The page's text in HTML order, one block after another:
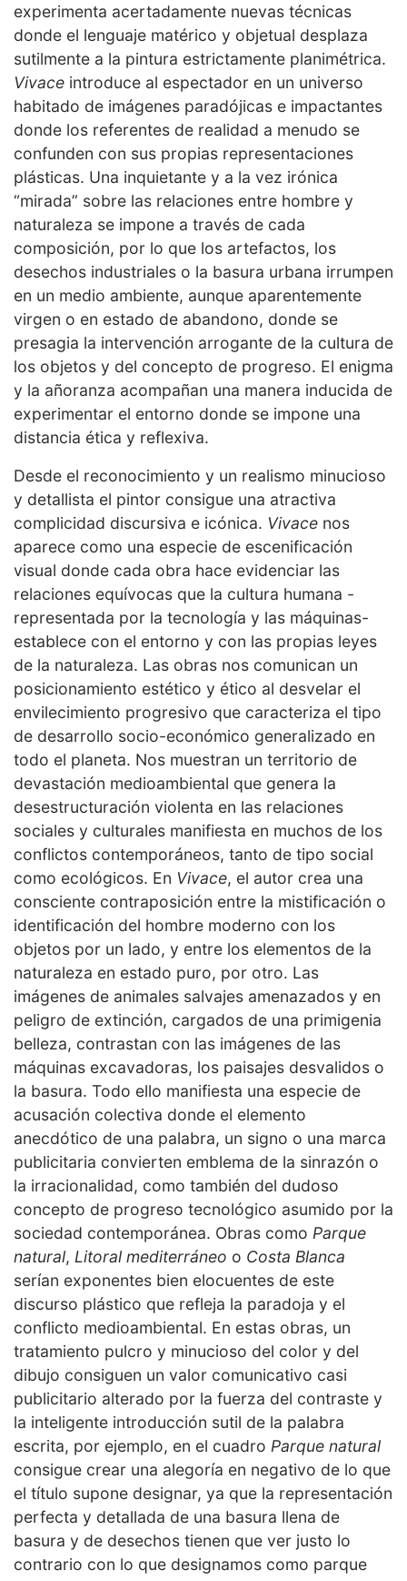
experimenta acertadamente nuevas técnicas
donde el lenguaje matérico y objetual desplaza
sutilmente a la pintura estrictamente planimétrica.
Vivace introduce al espectador en un universo
habitado de imágenes paradójicas e impactantes
donde los referentes de realidad a menudo se
confunden con sus propias representaciones
plásticas. Una inquietante y a la vez irónica
“mirada” sobre las relaciones entre hombre y
naturaleza se impone a través de cada
composición, por lo que los artefactos, los
desechos industriales o la basura urbana irrumpen
en un medio ambiente, aunque aparentemente
virgen o en estado de abandono, donde se
presagia la intervención arrogante de la cultura de
los objetos y del concepto de progreso. El enigma
y la añoranza acompañan una manera inducida de
experimentar el entorno donde se impone una
distancia ética y reflexiva.
Desde el reconocimiento y un realismo minucioso
y detallista el pintor consigue una atractiva
complicidad discursiva e icónica. Vivace nos
aparece como una especie de escenificación
visual donde cada obra hace evidenciar las
relaciones equívocas que la cultura humana -
representada por la tecnología y las máquinas-
establece con el entorno y con las propias leyes
de la naturaleza. Las obras nos comunican un
posicionamiento estético y ético al desvelar el
envilecimiento progresivo que caracteriza el tipo
de desarrollo socio-económico generalizado en
todo el planeta. Nos muestran un territorio de
devastación medioambiental que genera la
desestructuración violenta en las relaciones
sociales y culturales manifiesta en muchos de los
conflictos contemporáneos, tanto de tipo social
como ecológicos. En Vivace, el autor crea una
consciente contraposición entre la mistificación o
identificación del hombre moderno con los
objetos por un lado, y entre los elementos de la
naturaleza en estado puro, por otro. Las
imágenes de animales salvajes amenazados y en
peligro de extinción, cargados de una primigenia
belleza, contrastan con las imágenes de las
máquinas excavadoras, los paisajes desvalidos o
la basura. Todo ello manifiesta una especie de
acusación colectiva donde el elemento
anecdótico de una palabra, un signo o una marca
publicitaria convierten emblema de la sinrazón o
la irracionalidad, como también del dudoso
concepto de progreso tecnológico asumido por la
sociedad contemporánea. Obras como Parque
natural, Litoral mediterráneo o Costa Blanca
serían exponentes bien elocuentes de este
discurso plástico que refleja la paradoja y el
conflicto medioambiental. En estas obras, un
tratamiento pulcro y minucioso del color y del
dibujo consiguen un valor comunicativo casi
publicitario alterado por la fuerza del contraste y
la inteligente introducción sutil de la palabra
escrita, por ejemplo, en el cuadro Parque natural
consigue crear una alegoría en negativo de lo que
el título supone designar, ya que la representación
perfecta y detallada de una basura llena de
basura y de desechos tienen que ver justo lo
contrario con lo que designamos como parque